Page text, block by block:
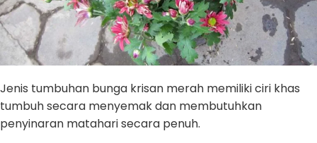
Jenis tumbuhan bunga krisan merah memiliki ciri khas
tumbuh secara menyemak dan membutuhkan
penyinaran matahari secara penuh.